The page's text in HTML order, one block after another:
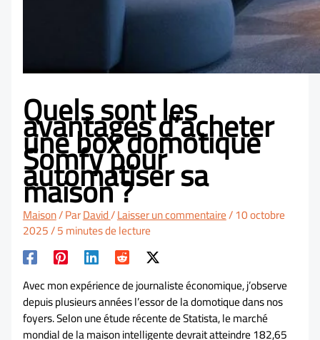
Quels sont les
avantages d’acheter
une box domotique
Somfy pour
automatiser sa
maison ?
Maison/ ParDavid/Laisser un commentaire/10 octobre
2025/5 minutes de lecture
Avec mon expérience de journaliste économique, j’observe
depuis plusieurs années l’essor de la domotique dans nos
foyers. Selon une étude récente de Statista, le marché
mondial de la maison intelligente devrait atteindre 182,65